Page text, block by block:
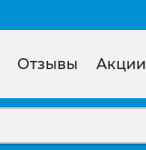
Отзывы Акции